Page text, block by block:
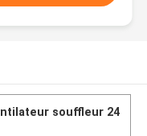
souffleur 24